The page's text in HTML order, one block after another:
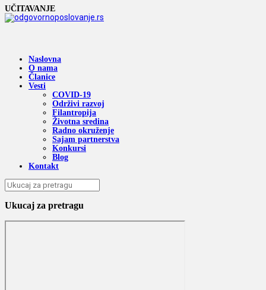
UČITAVANJE
Naslovna
O nama
Članice
Vesti
COVID-19
Održivi razvoj
Filantropija
Životna sredina
Radno okruženje
Sajam partnerstva
Konkursi
Blog
Kontakt
Ukucaj za pretragu